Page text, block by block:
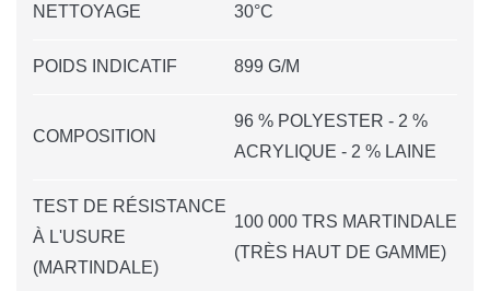
NETTOYAGE
30°C
POIDS INDICATIF 899 G/M
COMPOSITION
96 % POLYESTER - 2 %
ACRYLIQUE - 2 % LAINE
TEST DE RÉSISTANCE
À L'USURE
(MARTINDALE)
100 000 TRS MARTINDALE
(TRÈS HAUT DE GAMME)